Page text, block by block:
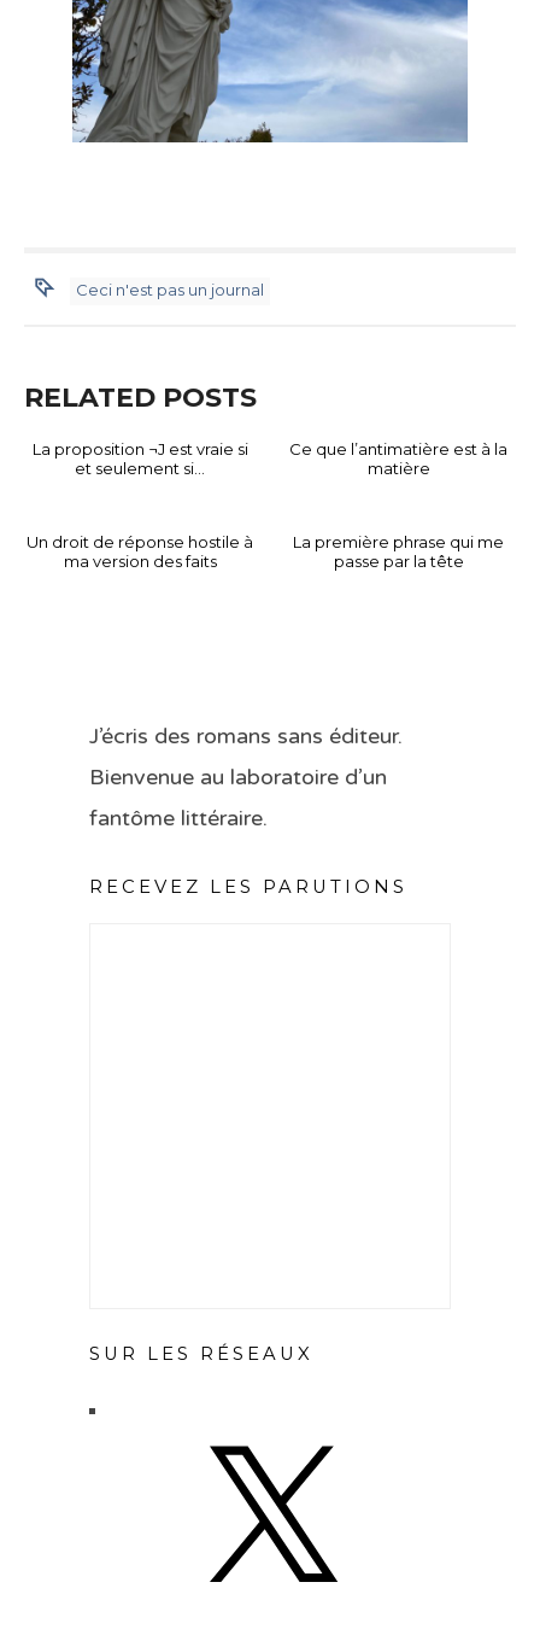
Ceci n'est pas un journal
RELATED POSTS
La proposition ¬J est vraie si
et seulement si…
Ce que l’antimatière est à la
matière
Un droit de réponse hostile à
ma version des faits
La première phrase qui me
passe par la tête
J’écris des romans sans éditeur.
Bienvenue au laboratoire d’un
fantôme littéraire.
RECEVEZ LES PARUTIONS
SUR LES RÉSEAUX